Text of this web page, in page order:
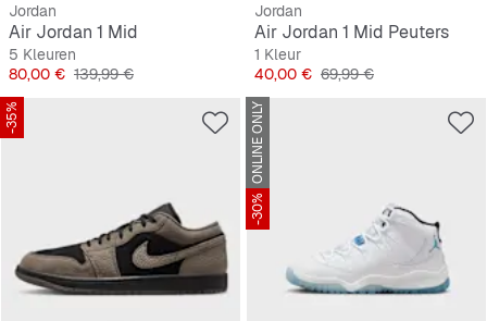
Jordan
Air Jordan 1 Mid
5 Kleuren
Prijs
80,00 € Originele Prijs
139,99 €
Jordan
Air Jordan 1 Mid Peuters
1 Kleur
Prijs
40,00 € Originele Prijs
69,99 €
-35% ONLINE ONLY
-30%